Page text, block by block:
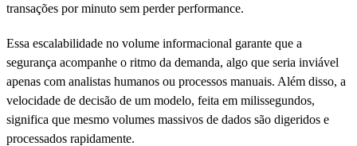
transações por minuto sem perder performance.
Essa escalabilidade no volume informacional garante que a
segurança acompanhe o ritmo da demanda, algo que seria inviável
apenas com analistas humanos ou processos manuais. Além disso, a
velocidade de decisão de um modelo, feita em milissegundos,
significa que mesmo volumes massivos de dados são digeridos e
processados rapidamente.